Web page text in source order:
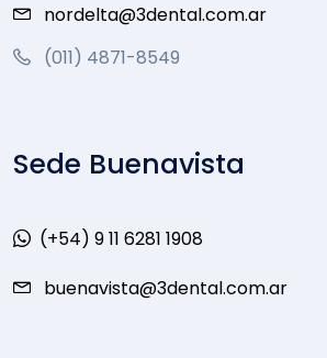
nordelta@3dental.com.ar
(011) 4871-8549
Sede Buenavista
(+54) 9 11 6281 1908
buenavista@3dental.com.ar